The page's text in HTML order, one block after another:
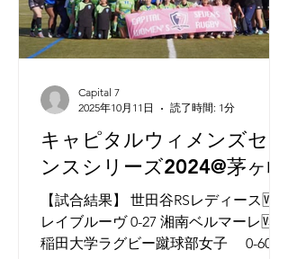
キャピタルウィメンズセブ
ンスシリーズ2024@茅ヶ崎
【試合結果】 世田谷RSレディース🆚ブ
レイブルーヴ 0-27 湘南ベルマーレ🆚早
稲田大学ラグビー蹴球部女子 0-60 世
Capital 7
2025年10月11日
読了時間: 1分